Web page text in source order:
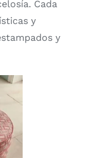
Cada
y
y